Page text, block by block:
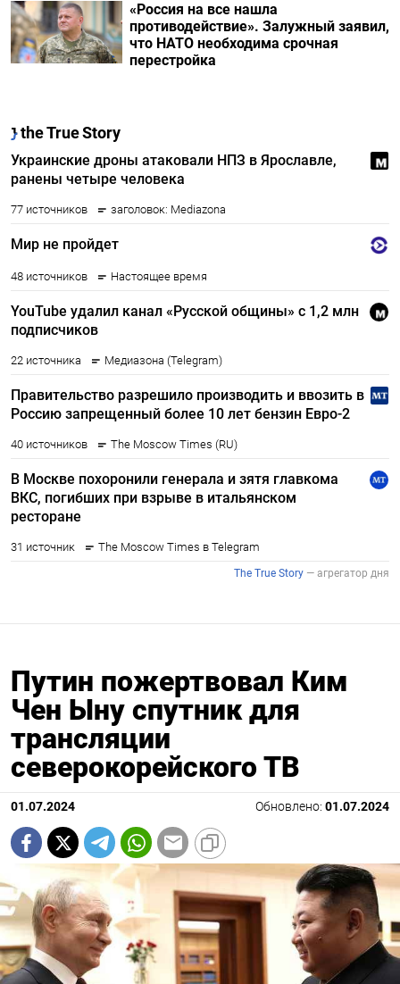
«Россия на все нашла
противодействие». Залужный заявил,
что НАТО необходима срочная
перестройка
Путин пожертвовал Ким
Чен Ыну спутник для
трансляции
северокорейского ТВ
01.07.2024 Обновлено: 01.07.2024